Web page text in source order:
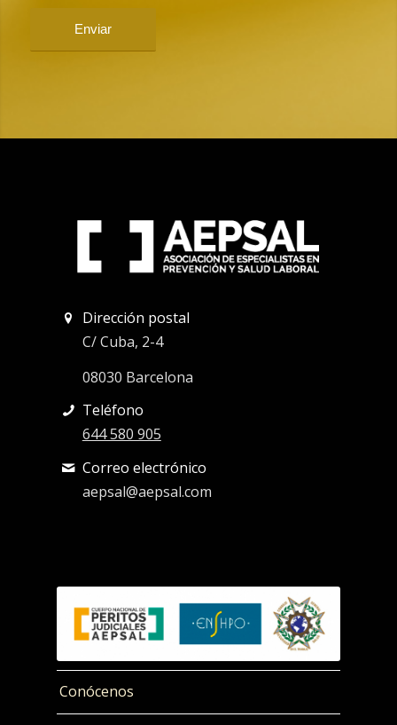
Dirección postal
C/ Cuba, 2-4
08030 Barcelona
Teléfono
644 580 905
Correo electrónico
aepsal@aepsal.com
Conócenos